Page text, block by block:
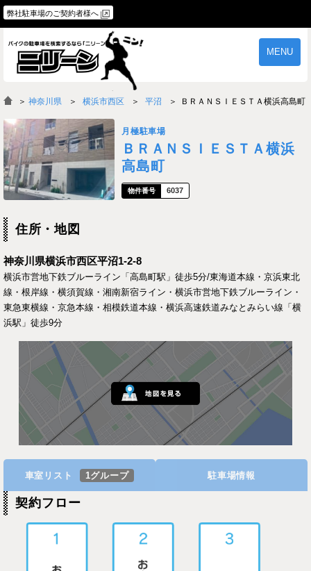
弊社駐車場のご契約者様へ
MENU
物件一覧
よくあるご質問
＞ 神奈川県 横浜市西区 平沼 ＢＲＡＮＳＩＥＳＴＡ横浜高島町
月極駐車場
ＢＲＡＮＳＩＥＳＴＡ横浜
高島町
6037
住所・地図
神奈川県横浜市西区平沼1-2-8
横浜市営地下鉄ブルーライン「高島町駅」徒歩5分/東海道本線・京浜東北
線・根岸線・横須賀線・湘南新宿ライン・横浜市営地下鉄ブルーライン・
東急東横線・京急本線・相模鉄道本線・横浜高速鉄道みなとみらい線「横
浜駅」徒歩9分
車室リスト 1グループ 駐車場情報
契約フロー